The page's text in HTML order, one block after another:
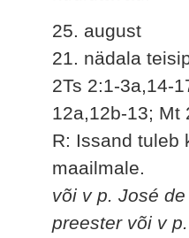
25. august
21. nädala
2Ts 2:1-3a,14-
12a,12b-13; Mt
R: Issand tuleb
maailmale.
või v p. José
preester või v